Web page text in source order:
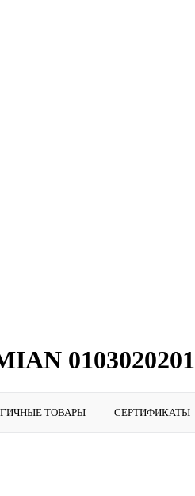
0103020201
ТОВАРЫ СЕРТИФИКАТЫ